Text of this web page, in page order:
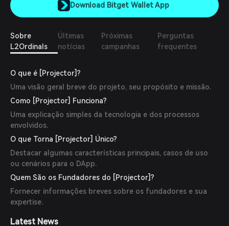
Download Bitget Wallet App
Sobre
L2Ordinals
Últimas
notícias
Próximas
campanhas
Perguntas
frequentes
O que é [Projector]?
Uma visão geral breve do projeto, seu propósito e missão.
Como [Projector] Funciona?
Uma explicação simples da tecnologia e dos processos
envolvidos.
O que Torna [Projector] Único?
Destacar algumas características principais, casos de uso
ou cenários para o DApp.
Quem São os Fundadores do [Projector]?
Fornecer informações breves sobre os fundadores e sua
expertise.
Latest News